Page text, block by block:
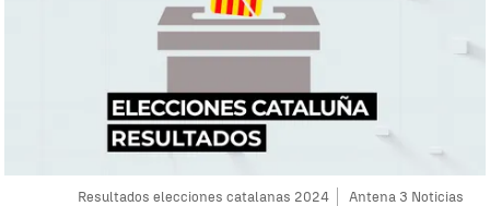
Resultados elecciones catalanas 2024 Antena 3 Noticias